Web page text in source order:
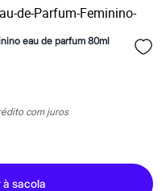
eau de parfum 80ml
com juros
sacola